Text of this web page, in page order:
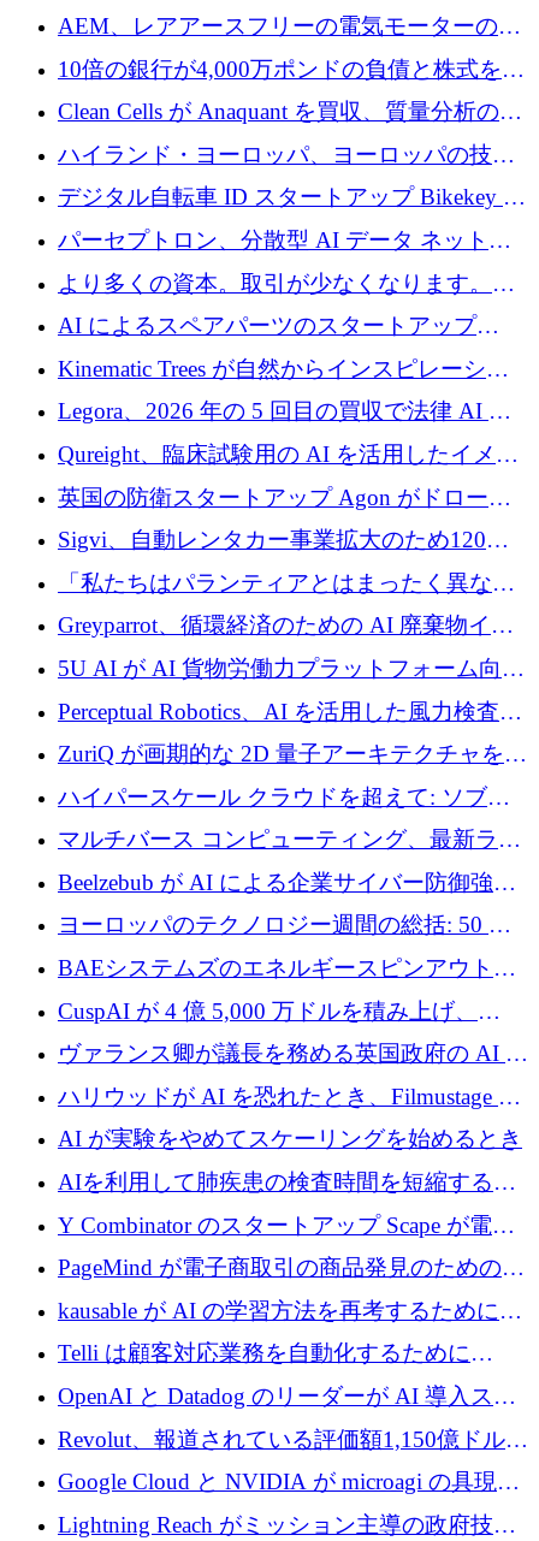
ルを獲得し、企業運営向けにエージェント AI
を拡張
AEM、レアアースフリーの電気モーターの革
新を加速するために1,600万ポンドを確保
10倍の銀行が4,000万ポンドの負債と株式を調
達
Clean Cells が Anaquant を買収、質量分析の専
門知識によるバイオ医薬品の品質管理を拡大
ハイランド・ヨーロッパ、ヨーロッパの技術
規模拡大を支援するために11億ユーロのファ
ンドVIを閉鎖
デジタル自転車 ID スタートアップ Bikekey が
TÖNNJES への投資を確保
パーセプトロン、分散型 AI データ ネットワ
ークの構築に 650 万ドルを調達
より多くの資本。取引が少なくなります。
2026 年上半期がヨーロッパのテクノロジーに
ついて語ること
AI によるスペアパーツのスタートアップ
Intropy が 1,100 万ドルを調達
Kinematic Trees が自然からインスピレーショ
ンを得たロボット ソフトウェアを拡張するた
めに 58 万 5,000 ポンドを調達
Legora、2026 年の 5 回目の買収で法律 AI ス
タートアップ Wexler を買収
Qureight、臨床試験用の AI を活用したイメー
ジング プラットフォームを拡張するためにシ
リーズ B で 2,000 万ドルを確保
英国の防衛スタートアップ Agon がドローン
攻撃に対抗する仮想戦場を構築、3,000 万ドル
を調達
Sigvi、自動レンタカー事業拡大のため120万
ユーロを調達
「私たちはパランティアとはまったく異なる
会社です」とフランス人の「控えめな」後任
者は言う
Greyparrot、循環経済のための AI 廃棄物イン
テリジェンスを拡張するためにシリーズ B で
2,700 万ドルを確保
5U AI が AI 貨物労働力プラットフォーム向け
に 320 万ドルのプレシードを獲得
Perceptual Robotics、AI を活用した風力検査の
規模拡大に向けて 400 万ポンド以上を確保
ZuriQ が画期的な 2D 量子アーキテクチャを拡
張するために 2,550 万ドルを調達
ハイパースケール クラウドを超えて: ソブリ
ン コンピューティングに対する DFINITY の
ビジョン
マルチバース コンピューティング、最新ラウ
ンドで最大 5 億 7,000 万ドルを目標
Beelzebub が AI による企業サイバー防御強化
のために 300 万ユーロを調達
ヨーロッパのテクノロジー週間の総括: 50 以
上の取引に 10 億ユーロ以上を投資
BAEシステムズのエネルギースピンアウト原
子力タービンが1500万ポンドの資金調達でス
テルスから浮上
CuspAI が 4 億 5,000 万ドルを積み上げ、
Resist.UA が 5,000 万ユーロの基金を立ち上
げ、DSIT が廃止される
ヴァランス卿が議長を務める英国政府の AI タ
スクフォースが発足
ハリウッドが AI を恐れたとき、Filmustage は
代わりにプリプロダクションに賭けました
AI が実験をやめてスケーリングを始めるとき
AIを利用して肺疾患の検査時間を短縮する英
国のヘルステック挑戦者が1900万ドルを獲得
Y Combinator のスタートアップ Scape が電子
メールを再考するために 320 万ドルを調達し
てステルスから浮上
PageMind が電子商取引の商品発見のための
AI を拡張するために 120 万ユーロを調達
kausable が AI の学習方法を再考するために
1,200 万ユーロを調達
Telli は顧客対応業務を自動化するために
1,500 万ドルのシードを確保
OpenAI と Datadog のリーダーが AI 導入スタ
ートアップ Arrakis を支援
Revolut、報道されている評価額1,150億ドルで
の新たな二次株式売却を確認
Google Cloud と NVIDIA が microagi の具現化
された AI の野望を推進
Lightning Reach がミッション主導の政府技術